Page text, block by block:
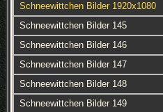
Schneewittchen Bilder 1920x1080
Schneewittchen Bilder 145
Schneewittchen Bilder 146
Schneewittchen Bilder 147
Schneewittchen Bilder 148
Schneewittchen Bilder 149